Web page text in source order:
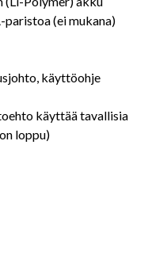
(ei mukana)
käyttöohje
käyttää tavallisia
loppu)